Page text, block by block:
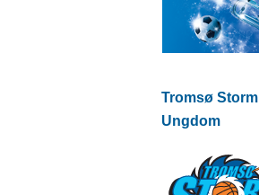
Tromsø Storm
Ungdom